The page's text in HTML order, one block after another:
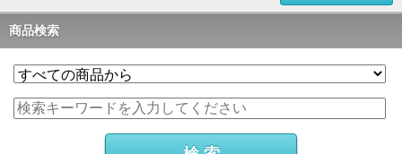
商品検索